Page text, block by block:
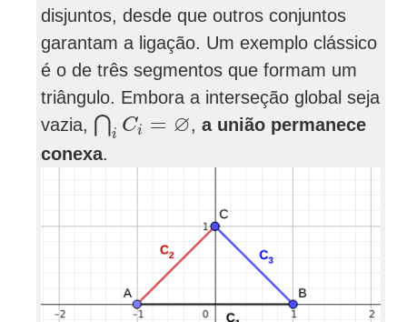
disjuntos, desde que outros conjuntos
garantam a ligação. Um exemplo clássico
é o de três segmentos que formam um
triângulo. Embora a interseção global seja
vazia, ⋂i Ci = ∅
⋂ Ci= , a união permanece
conexa.